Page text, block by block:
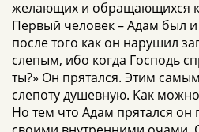
желающих и обращающихся
Первый человек – Адам был
после того как он нарушил
слепым, ибо когда Господь
ты?» Он прятался. Этим
слепоту душевную. Как можно
Но тем что Адам прятался он